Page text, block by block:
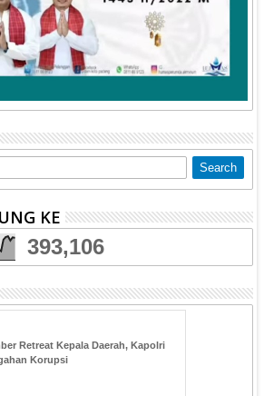
KE
393,106
Retreat Kepala Daerah, Kapolri
Korupsi